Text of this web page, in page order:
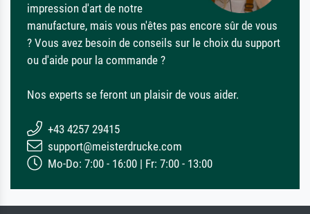
impression d'art de notre
manufacture, mais vous n'êtes pas encore sûr de vous
? Vous avez besoin de conseils sur le choix du support
ou d'aide pour la commande ?
Nos experts se feront un plaisir de vous aider.
+43 4257 29415
support@meisterdrucke.com
Mo-Do: 7:00 - 16:00 | Fr: 7:00 - 13:00